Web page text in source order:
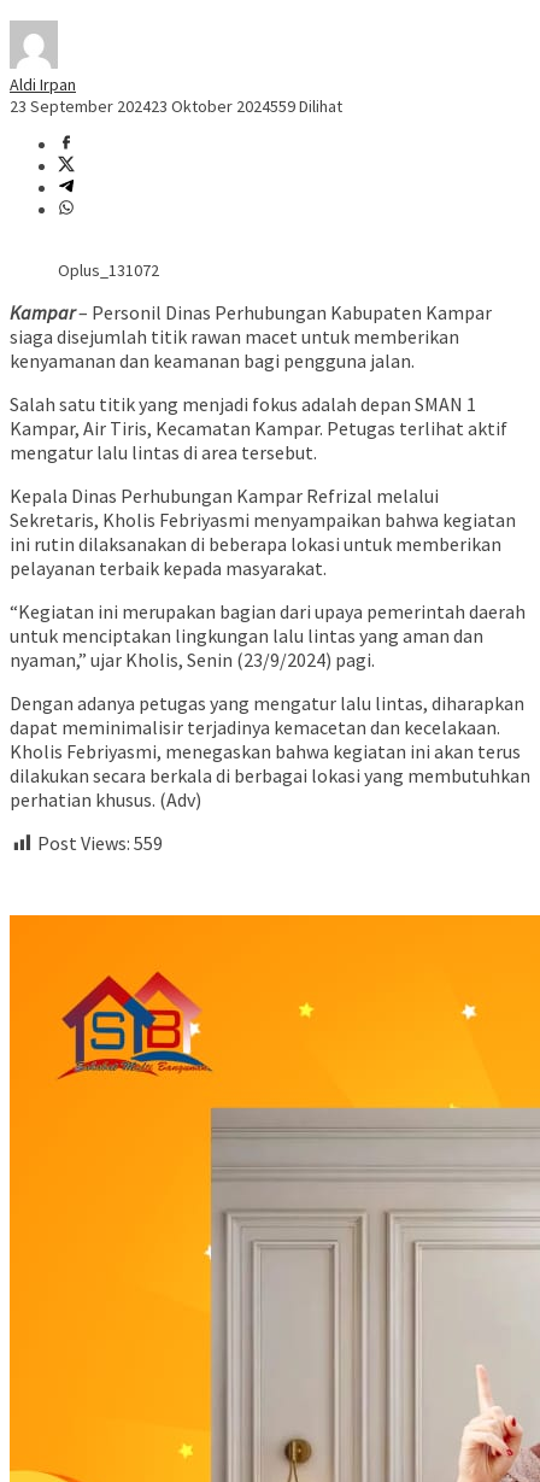
Aldi Irpan
23 September 202423 Oktober 2024559 Dilihat
Oplus_131072
Kampar– Personil Dinas Perhubungan Kabupaten Kampar
siaga disejumlah titik rawan macet untuk memberikan
kenyamanan dan keamanan bagi pengguna jalan.
Salah satu titik yang menjadi fokus adalah depan SMAN 1
Kampar, Air Tiris, Kecamatan Kampar. Petugas terlihat aktif
mengatur lalu lintas di area tersebut.
Kepala Dinas Perhubungan Kampar Refrizal melalui
Sekretaris, Kholis Febriyasmi menyampaikan bahwa kegiatan
ini rutin dilaksanakan di beberapa lokasi untuk memberikan
pelayanan terbaik kepada masyarakat.
“Kegiatan ini merupakan bagian dari upaya pemerintah daerah
untuk menciptakan lingkungan lalu lintas yang aman dan
nyaman,” ujar Kholis, Senin (23/9/2024) pagi.
Dengan adanya petugas yang mengatur lalu lintas, diharapkan
dapat meminimalisir terjadinya kemacetan dan kecelakaan.
Kholis Febriyasmi, menegaskan bahwa kegiatan ini akan terus
dilakukan secara berkala di berbagai lokasi yang membutuhkan
perhatian khusus. (Adv)
Post Views: 559